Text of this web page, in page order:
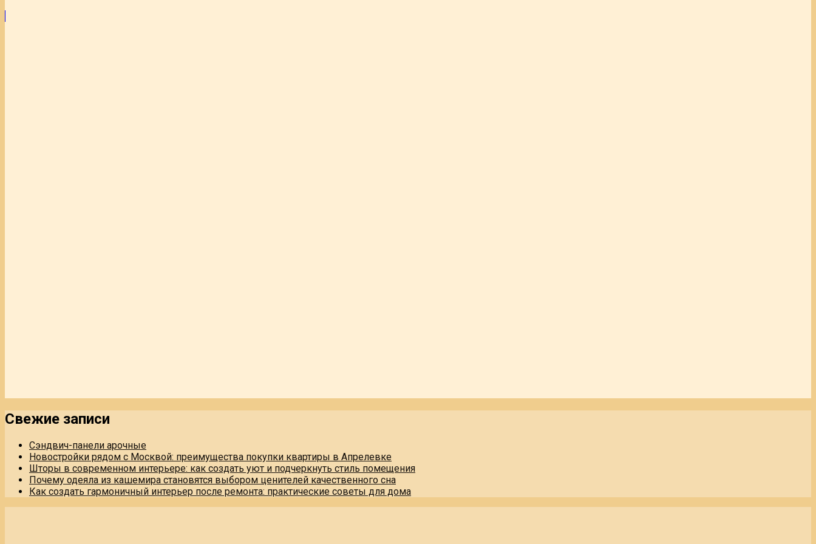
Свежие записи
Сэндвич-панели арочные
Новостройки рядом с Москвой: преимущества покупки квартиры в Апрелевке
Шторы в современном интерьере: как создать уют и подчеркнуть стиль помещения
Почему одеяла из кашемира становятся выбором ценителей качественного сна
Как создать гармоничный интерьер после ремонта: практические советы для дома